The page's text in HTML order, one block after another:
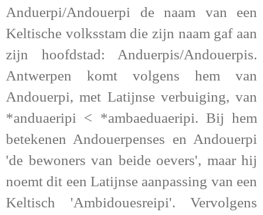
Anduerpi/Andouerpi de naam van een
Keltische volksstam die zijn naam gaf aan
zijn hoofdstad: Anduerpis/Andouerpis.
Antwerpen komt volgens hem van
Andouerpi, met Latijnse verbuiging, van
*anduaeripi < *ambaeduaeripi. Bij hem
betekenen Andouerpenses en Andouerpi
'de bewoners van beide oevers', maar hij
noemt dit een Latijnse aanpassing van een
Keltisch 'Ambidouesreipi'. Vervolgens